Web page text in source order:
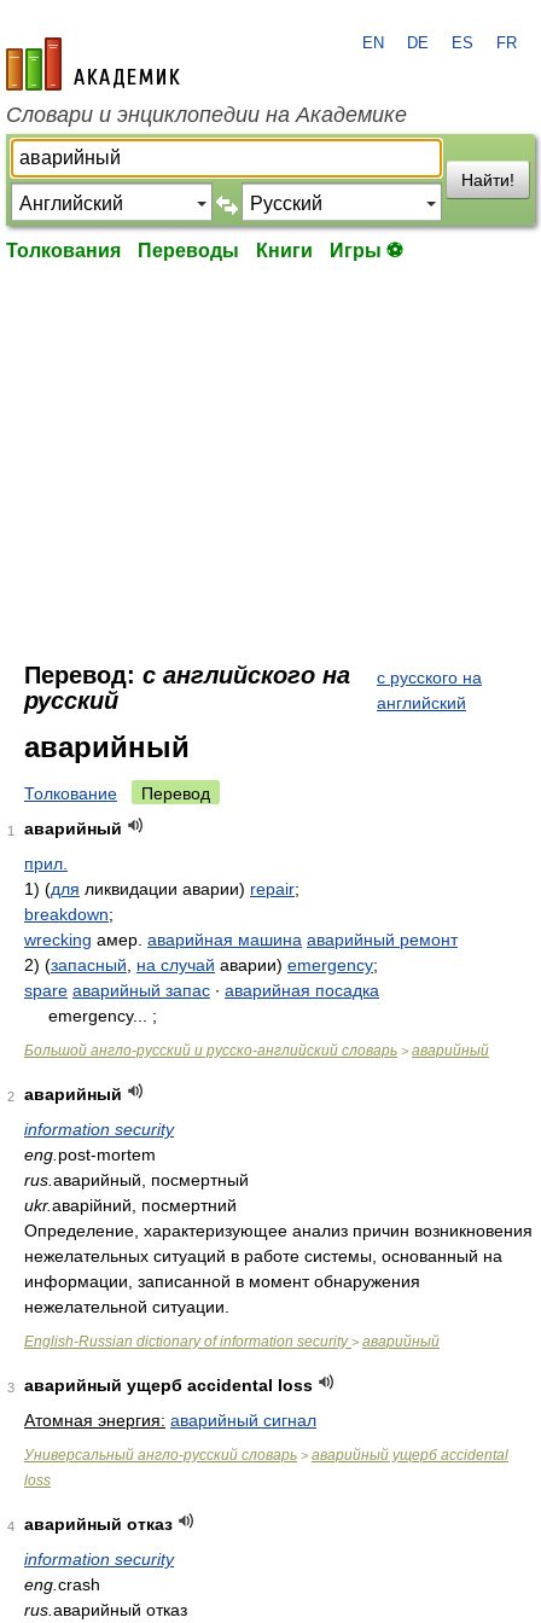
academic.ru
EN DE ES FR
Словари и энциклопедии на Академике
Найти!
Толкования Переводы Книги Игры ⚽
Перевод: с английского на
русский
с русского на
английский
аварийный
Толкование Перевод
1
аварийный
прил.
1) (для ликвидации аварии) repair;
breakdown;
wrecking амер. аварийная машина аварийный ремонт
2) (запасный на случай аварии) emergency;
spare аварийный запас ∙ аварийная посадка
emergency... ;
Большой англо-русский и русско-английский словарь > аварийный
2
аварийный
information security
eng. post-mortem
rus. аварийный, посмертный
ukr.аварійний, посмертний
Определение, характеризующее анализ причин возникновения
нежелательных ситуаций в работе системы, основанный на
информации, записанной в момент обнаружения
нежелательной ситуации.
English-Russian dictionary of information security> аварийный
3
аварийный ущерб accidental loss
Атомная энергия: аварийный сигнал
Универсальный англо-русский словарь > аварийный ущерб accidental
loss
4
аварийный отказ
information security
eng. crash
rus. аварийный отказ